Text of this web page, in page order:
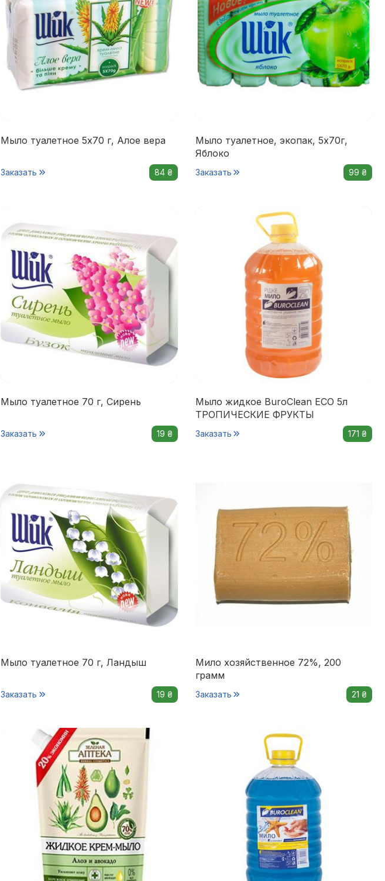
Мыло туалетное 5х70 г, Алое вера
Заказать 84 ₴
Мыло туалетное, экопак, 5х70г,
Яблоко
Заказать 99 ₴
Мыло туалетное 70 г, Сирень
Заказать 19 ₴
Мыло жидкое BuroClean ECO 5л
ТРОПИЧЕСКИЕ ФРУКТЫ
Заказать 171 ₴
Мыло туалетное 70 г, Ландыш
Заказать 19 ₴
Мило хозяйственное 72%, 200
грамм
Заказать 21 ₴